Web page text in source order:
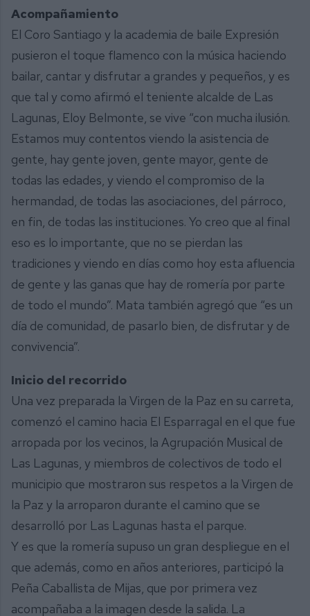
Acompañamiento
El Coro Santiago y la academia de baile Expresión
pusieron el toque flamenco con la música haciendo
bailar, cantar y disfrutar a grandes y pequeños, y es
que tal y como afirmó el teniente alcalde de Las
Lagunas, Eloy Belmonte, se vive “con mucha ilusión.
Estamos muy contentos viendo la asistencia de
gente, hay gente joven, gente mayor, gente de
todas las edades, y viendo el compromiso de la
hermandad, de todas las asociaciones, del párroco,
en fin, de todas las instituciones. Yo creo que al final
eso es lo importante, que no se pierdan las
tradiciones y viendo en días como hoy esta afluencia
de gente y las ganas que hay de romería por parte
de todo el mundo”. Mata también agregó que “es un
día de comunidad, de pasarlo bien, de disfrutar y de
convivencia”.
Inicio del recorrido
Una vez preparada la Virgen de la Paz en su carreta,
comenzó el camino hacia El Esparragal en el que fue
arropada por los vecinos, la Agrupación Musical de
Las Lagunas, y miembros de colectivos de todo el
municipio que mostraron sus respetos a la Virgen de
la Paz y la arroparon durante el camino que se
desarrolló por Las Lagunas hasta el parque.
Y es que la romería supuso un gran despliegue en el
que además, como en años anteriores, participó la
Peña Caballista de Mijas, que por primera vez
acompañaba a la imagen desde la salida. La